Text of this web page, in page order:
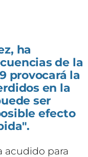
ha
de la
provocará la
en la
ser
efecto
acudido para